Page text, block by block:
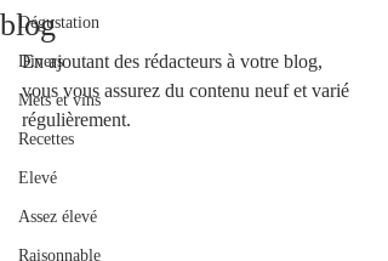
Dégustation
Divers
Mets et vins
Recettes
Elevé
Assez élevé
Raisonnable
blog
En ajoutant des rédacteurs à votre blog,
vous vous assurez du contenu neuf et varié
régulièrement.